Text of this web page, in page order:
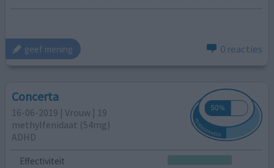
geef mening 0 reacties
Concerta
16-06-2019 | Vrouw | 19
methylfenidaat (54mg)
ADHD
Effectiviteit